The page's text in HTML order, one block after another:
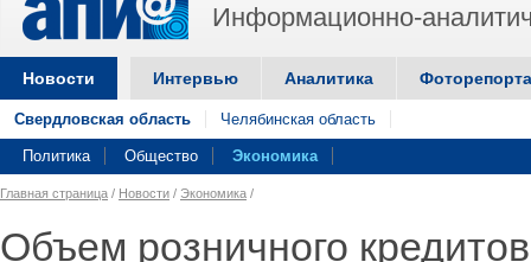
Информационно-
Новости Интервью Аналитика
Свердловская область Челябинская область
Политика Общество Экономика
Главная страница / Новости / Экономика /
Объем розничного